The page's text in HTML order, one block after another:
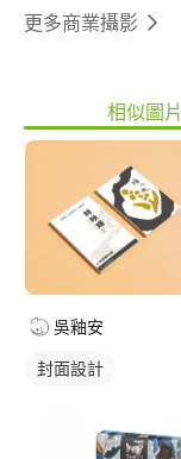
更多商業攝影
相似圖片
吳釉安
封面設計